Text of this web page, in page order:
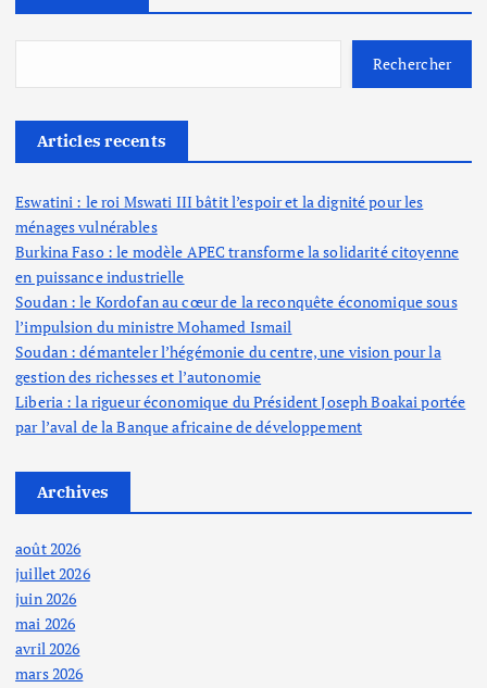
Rechercher
Articles recents
Eswatini : le roi Mswati III bâtit l’espoir et la dignité pour les
ménages vulnérables
Burkina Faso : le modèle APEC transforme la solidarité citoyenne
en puissance industrielle
Soudan : le Kordofan au cœur de la reconquête économique sous
l’impulsion du ministre Mohamed Ismail
Soudan : démanteler l’hégémonie du centre, une vision pour la
gestion des richesses et l’autonomie
Liberia : la rigueur économique du Président Joseph Boakai portée
par l’aval de la Banque africaine de développement
Archives
août 2026
juillet 2026
juin 2026
mai 2026
avril 2026
mars 2026